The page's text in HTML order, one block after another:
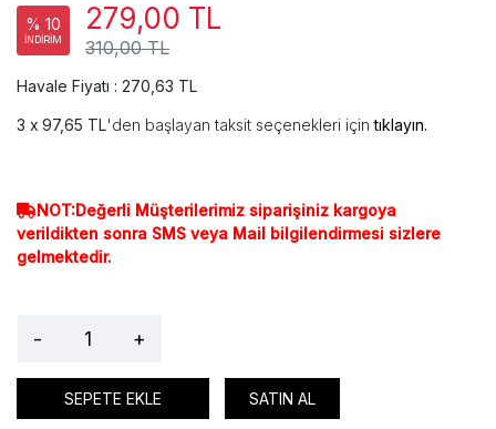
% 10
İNDİRİM 310,00 TL
279,00 TL
Havale Fiyatı : 270,63 TL
97,65 TL'den başlayan taksit seçenekleri içintıklayın.
NOT:Değerli Müşterilerimiz siparişiniz kargoya
verildikten sonra SMS veya Mail bilgilendirmesi sizlere
gelmektedir.
- +
SEPETE EKLE SATIN AL